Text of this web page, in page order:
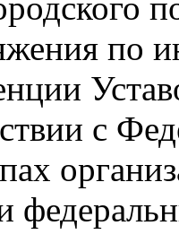
по
с